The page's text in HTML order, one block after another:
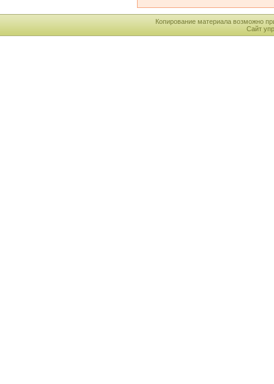
Копирование материала возможно
Сайт